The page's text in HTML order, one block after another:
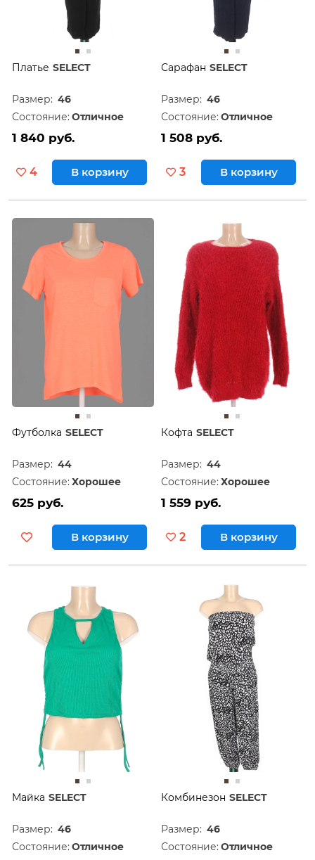
Платье SELECT
Размер: 46
Состояние: Отличное
1 840 руб.
4 В корзину
Сарафан SELECT
Размер: 46
Состояние: Отличное
1 508 руб.
3 В корзину
Футболка SELECT
Размер: 44
Состояние: Хорошее
625 руб.
В корзину
Кофта SELECT
Размер: 44
Состояние: Хорошее
1 559 руб.
2 В корзину
Майка SELECT
Размер: 46
Состояние: Отличное
Комбинезон SELECT
Размер: 46
Состояние: Отличное